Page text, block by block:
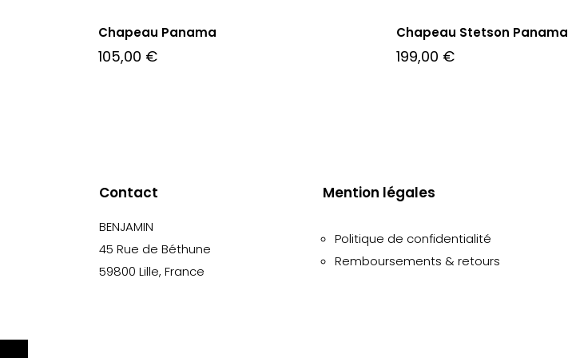
Chapeau Panama
105,00 €
Chapeau Stetson Panama
199,00 €
Contact
BENJAMIN
45 Rue de Béthune
59800 Lille, France
Mention légales
Politique de confidentialité
Remboursements & retours